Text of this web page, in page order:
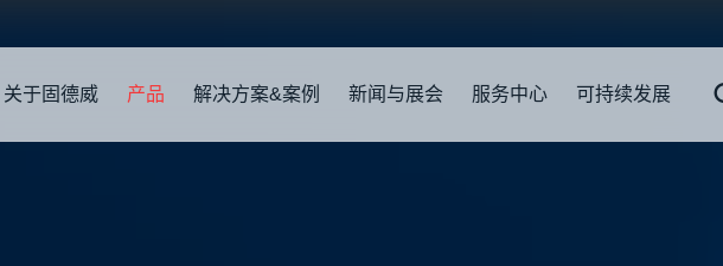
关于固德威 产品 解决方案&案例 新闻与展会 服务中心 可持续发展